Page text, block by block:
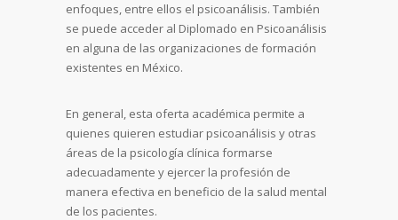
enfoques, entre ellos el psicoanálisis. También
se puede acceder al Diplomado en Psicoanálisis
en alguna de las organizaciones de formación
existentes en México.
En general, esta oferta académica permite a
quienes quieren estudiar psicoanálisis y otras
áreas de la psicología clínica formarse
adecuadamente y ejercer la profesión de
manera efectiva en beneficio de la salud mental
de los pacientes.